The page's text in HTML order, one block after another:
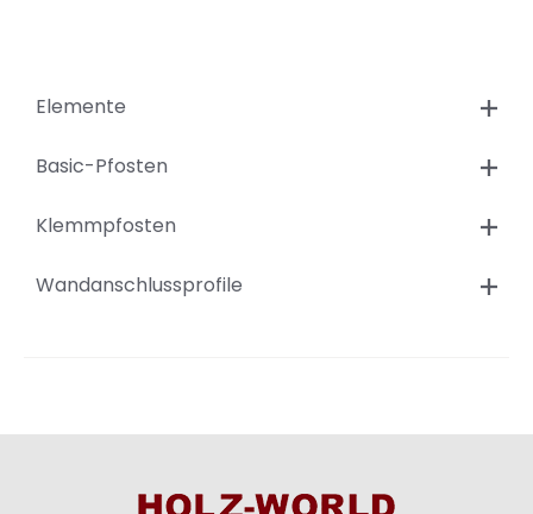
Elemente
Basic-Pfosten
Klemmpfosten
Wandanschlussprofile